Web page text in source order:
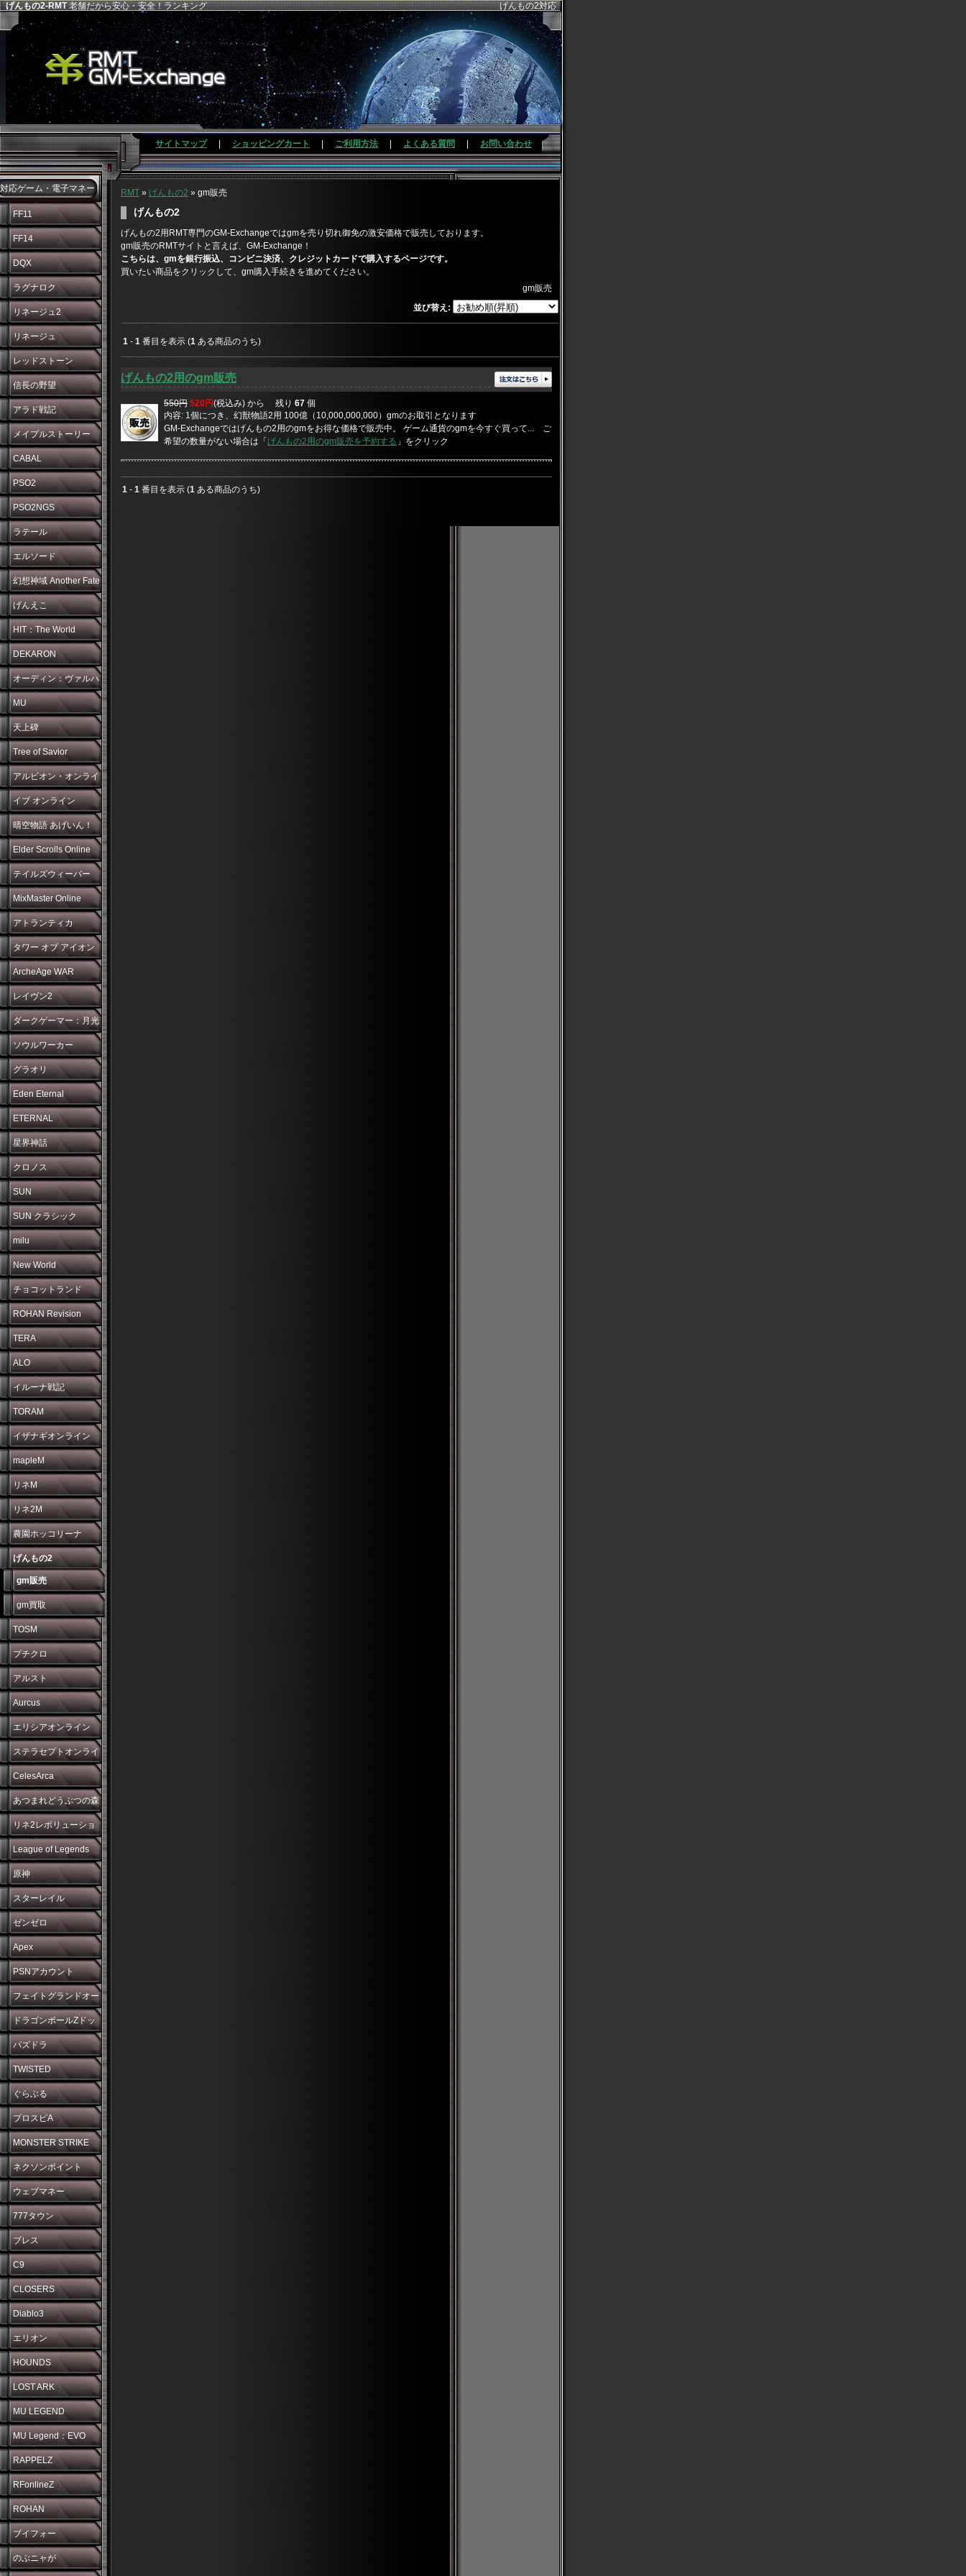
げんもの2-RMT老舗だから安心・安全！ランキング げんもの2対応
サイトマップ ショッピングカート ご利用方法 よくある質問 お問い合わせ
対応ゲーム・電子マネー
FF11
FF14
DQX
ラグナロク
リネージュ2
リネージュ
レッドストーン
信長の野望
アラド戦記
メイプルストーリー
CABAL
PSO2
PSO2NGS
ラテール
エルソード
幻想神域 Another Fate
げんえこ
HIT：The World
DEKARON
オーディン：ヴァルハ
ラ・ライジング
MU
天上碑
Tree of Savior
アルビオン・オンライ
ン
イブ オンライン
晴空物語 あげいん！
Elder Scrolls Online
テイルズウィーバー
MixMaster Online
アトランティカ
タワー オブ アイオン
ArcheAge WAR
レイヴン2
ダークゲーマー：月光
彫刻師
ソウルワーカー
グラオリ
Eden Eternal
ETERNAL
星界神話
クロノス
SUN
SUN クラシック
milu
New World
チョコットランド
ROHAN Revision
TERA
ALO
イルーナ戦記
TORAM
イザナギオンライン
mapleM
リネM
リネ2M
農園ホッコリーナ
げんもの2
gm販売
gm買取
TOSM
プチクロ
アルスト
Aurcus
エリシアオンライン
ステラセプトオンライ
ン
CelesArca
あつまれどうぶつの森
リネ2レボリューショ
ン
League of Legends
原神
スターレイル
ゼンゼロ
Apex
PSNアカウント
フェイトグランドオー
ダー
ドラゴンボールZドッ
カンバトル
パズドラ
TWISTED
WONDERLAND
ぐらぶる
プロスピA
MONSTER STRIKE
ネクソンポイント
ウェブマネー
777タウン
ブレス
C9
CLOSERS
Diablo3
エリオン
HOUNDS
LOST ARK
MU LEGEND
MU Legend：EVO
RAPPELZ
RFonlineZ
ROHAN
ブイフォー
のぶニャが
RMT»げんもの2» gm販売
げんもの2
げんもの2用RMT専門のGM-Exchangeではgmを売り切れ御免の激安価格で販売しております。
gm販売のRMTサイトと言えば、GM-Exchange！
こちらは、gmを銀行振込、コンビニ決済、クレジットカードで購入するページです。
買いたい商品をクリックして、gm購入手続きを進めてください。
gm販売
並び替え:
1- 1 番目を表示 (1 ある商品のうち)
げんもの2用のgm販売
550円 520円(税込み) から 残り 67 個
内容: 1個につき、幻獣物語2用 100億（10,000,000,000）gmのお取引となります
GM-Exchangeではげんもの2用のgmをお得な価格で販売中。 ゲーム通貨のgmを今すぐ買って... ご
希望の数量がない場合は「 げんもの2用のgm販売を予約する 」をクリック
1-1番目を表示 (1ある商品のうち)